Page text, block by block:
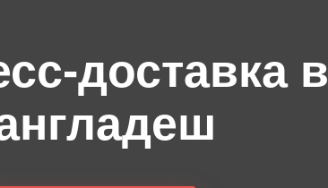
доставка в